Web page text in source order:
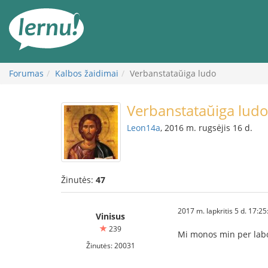
turinį
Forumas Kalbos žaidimai Verbanstataŭiga ludo
Verbanstataŭiga ludo
Leon14a, 2016 m. rugsėjis 16 d.
Žinutės: 47
Vinisus
239
Žinutės: 20031
2017 m. lapkritis 5 d.
Mi monos min per